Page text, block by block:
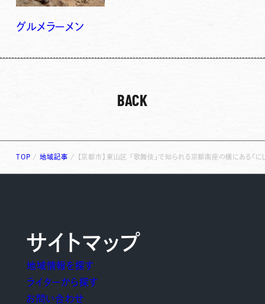
グルメ ラーメン
BACK
TOP /地域記事 / 【京都市】東山区 「歌舞伎」で知られる京都南座の横にある「
サイトマップ
地域情報を探す
ライターから探す
お問い合わせ